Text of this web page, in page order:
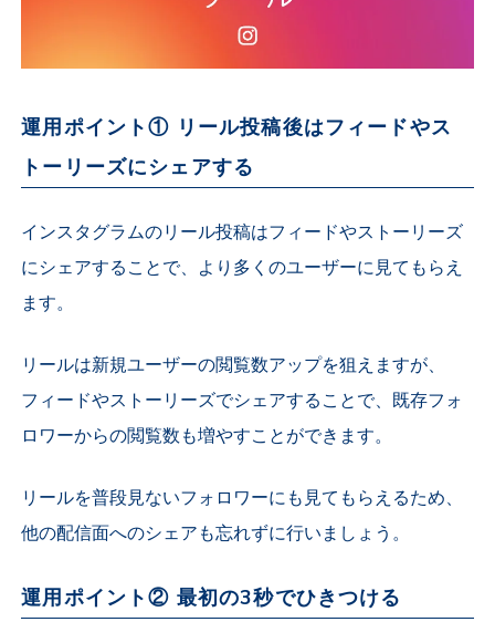
運用ポイント① リール投稿後はフィードやス
トーリーズにシェアする
インスタグラムのリール投稿はフィードやストーリーズ
にシェアすることで、より多くのユーザーに見てもらえ
ます。
リールは新規ユーザーの閲覧数アップを狙えますが、
フィードやストーリーズでシェアすることで、既存フォ
ロワーからの閲覧数も増やすことができます。
リールを普段見ないフォロワーにも見てもらえるため、
他の配信面へのシェアも忘れずに行いましょう。
運用ポイント② 最初の3秒でひきつける